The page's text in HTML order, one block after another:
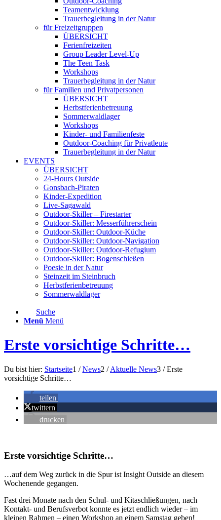
Teamentwicklung
Trauerbegleitung in der Natur
für Freizeitgruppen
ÜBERSICHT
Ferienfreizeiten
Group Leader Level-Up
The Teen Task
Workshops
Trauerbegleitung in der Natur
für Familien und Privatpersonen
ÜBERSICHT
Herbstferienbetreuung
Sommerwaldlager
Workshops
Kinder- und Familienfeste
Outdoor-Coaching für Privatleute
Trauerbegleitung in der Natur
EVENTS
ÜBERSICHT
24-Hours Outside
Gonsbach-Piraten
Kinder-Expedition
Live-Sagawald
Outdoor-Skiller – Firestarter
Outdoor-Skiller: Messerführerschein
Outdoor-Skiller: Outdoor-Küche
Outdoor-Skiller: Outdoor-Navigation
Outdoor-Skiller: Outdoor-Refugium
Outdoor-Skiller: Bogenschießen
Poesie in der Natur
Steinzeit im Steinbruch
Herbstferienbetreuung
Sommerwaldlager
Suche
Menü Menü
Erste vorsichtige Schritte…
Du bist hier: Startseite1 / News2 / Aktuelle News3 / Erste
vorsichtige Schritte…
teilen
twittern
drucken
Erste vorsichtige Schritte…
…auf dem Weg zurück in die Spur ist Insight Outside an diesem
Wochenende gegangen.
Fast drei Monate nach den Schul- und Kitaschließungen, nach
Kontakt- und Berufsverbot konnte es jetzt endlich wieder – im
kleinen Rahmen – einen Workshop an einem Samstag geben!